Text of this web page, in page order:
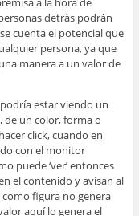
detrás podrán
cuenta el potencial que
persona, ya que
manera a un valor de
estar viendo un
un color, forma o
click, cuando en
con el monitor
puede ‘ver’ entonces
el contenido y avisan al
figura no genera
aquí lo genera el